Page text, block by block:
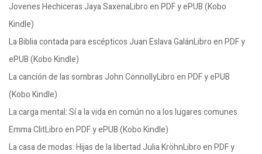
Jovenes Hechiceras Jaya SaxenaLibro en PDF y ePUB (Kobo
Kindle)
La Biblia contada para escépticos Juan Eslava GalánLibro en PDF y
ePUB (Kobo Kindle)
La canción de las sombras John ConnollyLibro en PDF y ePUB
(Kobo Kindle)
La carga mental: Sí a la vida en común no a los lugares comunes
Emma ClitLibro en PDF y ePUB (Kobo Kindle)
La casa de modas: Hijas de la libertad Julia KröhnLibro en PDF y